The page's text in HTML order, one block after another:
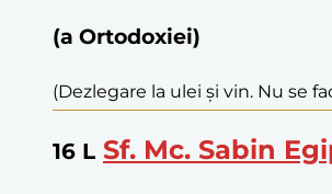
(a Ortodoxiei)
(Dezlegare la ulei și vin. Nu se
16 L Sf. Mc. Sabin